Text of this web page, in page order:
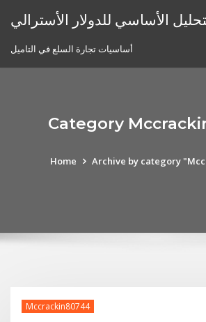
الأساسي للدولار الأسترالي
أساسيات تجارة السلع في التاميل
Category
Home Archive by category
Mccrackin80744